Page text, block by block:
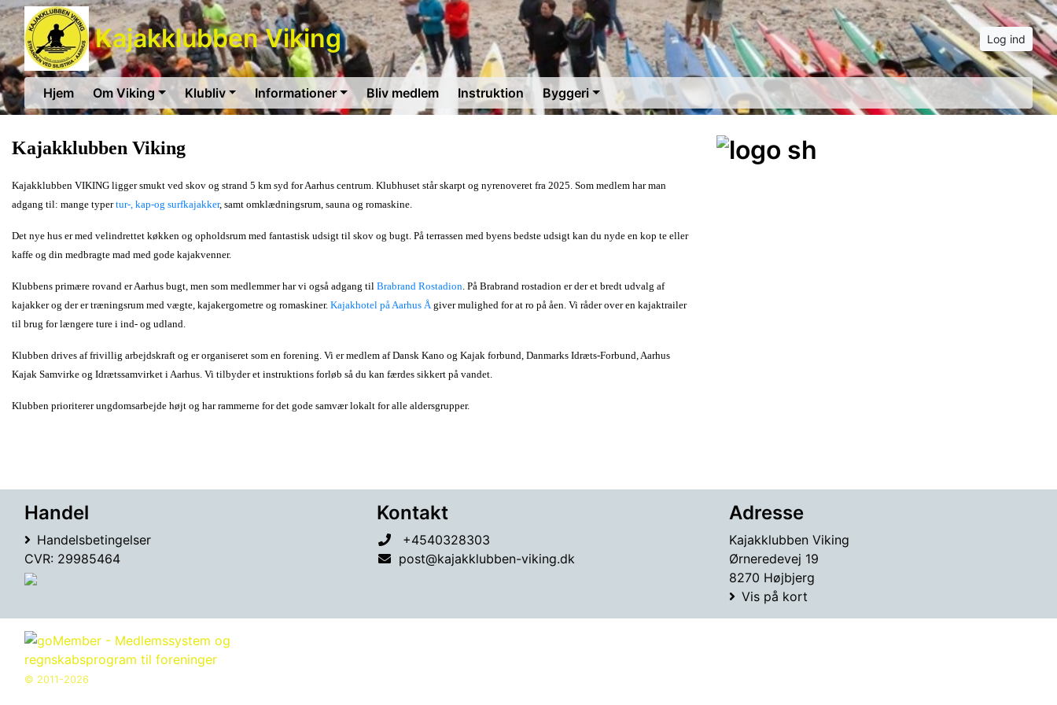
Kajakklubben Viking Log ind
Hjem Om Viking Klubliv Informationer Bliv medlem Instruktion Byggeri
Kajakklubben Viking
Kajakklubben VIKING ligger smukt ved skov og strand 5 km syd for Aarhus centrum. Klubhuset står skarpt og nyrenoveret fra 2025. Som medlem har man
adgang til: mange typertur-, kap-og surfkajakker, samt omklædningsrum, sauna og romaskine.
Det nye hus er med velindrettet køkken og opholdsrum med fantastisk udsigt til skov og bugt. På terrassen med byens bedste udsigt kan du nyde en kop te eller
kaffe og din medbragte mad med gode kajakvenner.
Klubbens primære rovand er Aarhus bugt, men som medlemmer har vi også adgang til Brabrand Rostadion. På Brabrand rostadion er der et bredt udvalg af
kajakker og der er træningsrum med vægte, kajakergometre og romaskiner. Kajakhotel på Aarhus Ågiver mulighed for at ro på åen. Vi råder over en kajaktrailer
til brug for længere ture i ind- og udland.
Klubben drives af frivillig arbejdskraft og er organiseret som en forening. Vi er medlem af Dansk Kano og Kajak forbund, Danmarks Idræts-Forbund, Aarhus
Kajak Samvirke og Idrætssamvirket i Aarhus. Vi tilbyder et instruktions forløb så du kan færdes sikkert på vandet.
Klubben prioriterer ungdomsarbejde højt og har rammerne for det gode samvær lokalt for alle aldersgrupper.
Handel
Handelsbetingelser
CVR: 29985464
Kontakt
+4540328303
post@kajakklubben-viking.dk
Adresse
Kajakklubben Viking
Ørneredevej 19
8270 Højbjerg
Vis på kort
© 2011-2026